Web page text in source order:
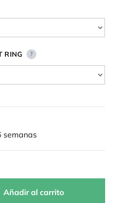
RING ?
semanas
Añadir al carrito